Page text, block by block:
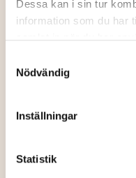
Dessa kan i sin tur
information som du har
samlat in när du har
Nödvändig
Inställningar
Statistik
publicerar inte
skall inte finnas krav
arbetsdagar. Du